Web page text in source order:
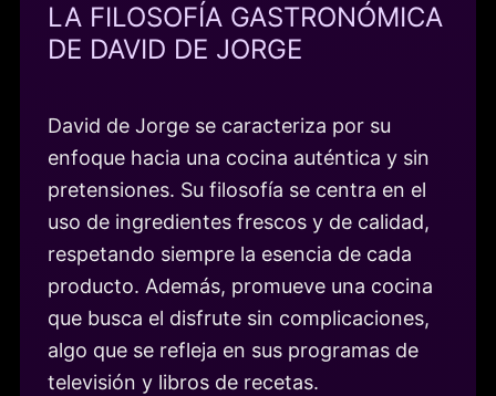
LA FILOSOFÍA GASTRONÓMICA
DE DAVID DE JORGE
David de Jorge se caracteriza por su
enfoque hacia una cocina auténtica y sin
pretensiones. Su filosofía se centra en el
uso de ingredientes frescos y de calidad,
respetando siempre la esencia de cada
producto. Además, promueve una cocina
que busca el disfrute sin complicaciones,
algo que se refleja en sus programas de
televisión y libros de recetas.